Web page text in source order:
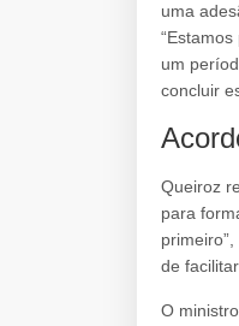
uma
um
concluir
Queiroz
para
de
O